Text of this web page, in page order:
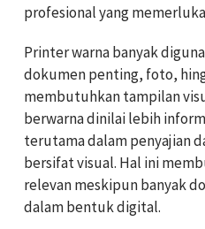
profesional yang
Printer warna banyak
dokumen penting, foto,
membutuhkan tampilan
berwarna dinilai lebih
terutama dalam penyajian
bersifat visual. Hal ini
relevan meskipun banyak
dalam bentuk digital.